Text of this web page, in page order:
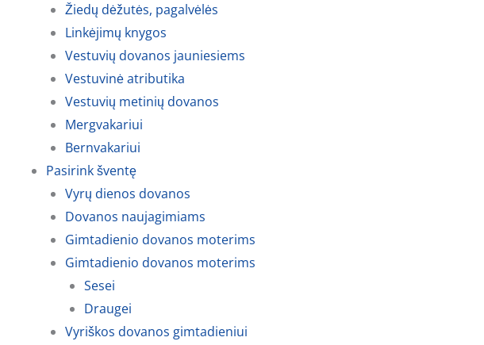
Žiedų dėžutės, pagalvėlės
Linkėjimų knygos
Vestuvių dovanos jauniesiems
Vestuvinė atributika
Vestuvių metinių dovanos
Mergvakariui
Bernvakariui
Pasirink šventę
Vyrų dienos dovanos
Dovanos naujagimiams
Gimtadienio dovanos moterims
Gimtadienio dovanos moterims
Sesei
Draugei
Vyriškos dovanos gimtadieniui